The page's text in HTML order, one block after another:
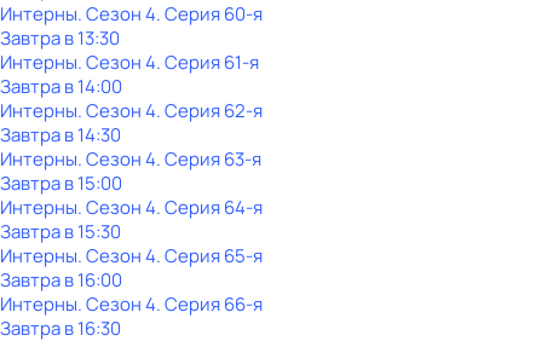
Интерны. Сезон 4. Серия 60-я
Завтра в 13:30
Интерны. Сезон 4. Серия 61-я
Завтра в 14:00
Интерны. Сезон 4. Серия 62-я
Завтра в 14:30
Интерны. Сезон 4. Серия 63-я
Завтра в 15:00
Интерны. Сезон 4. Серия 64-я
Завтра в 15:30
Интерны. Сезон 4. Серия 65-я
Завтра в 16:00
Интерны. Сезон 4. Серия 66-я
Завтра в 16:30